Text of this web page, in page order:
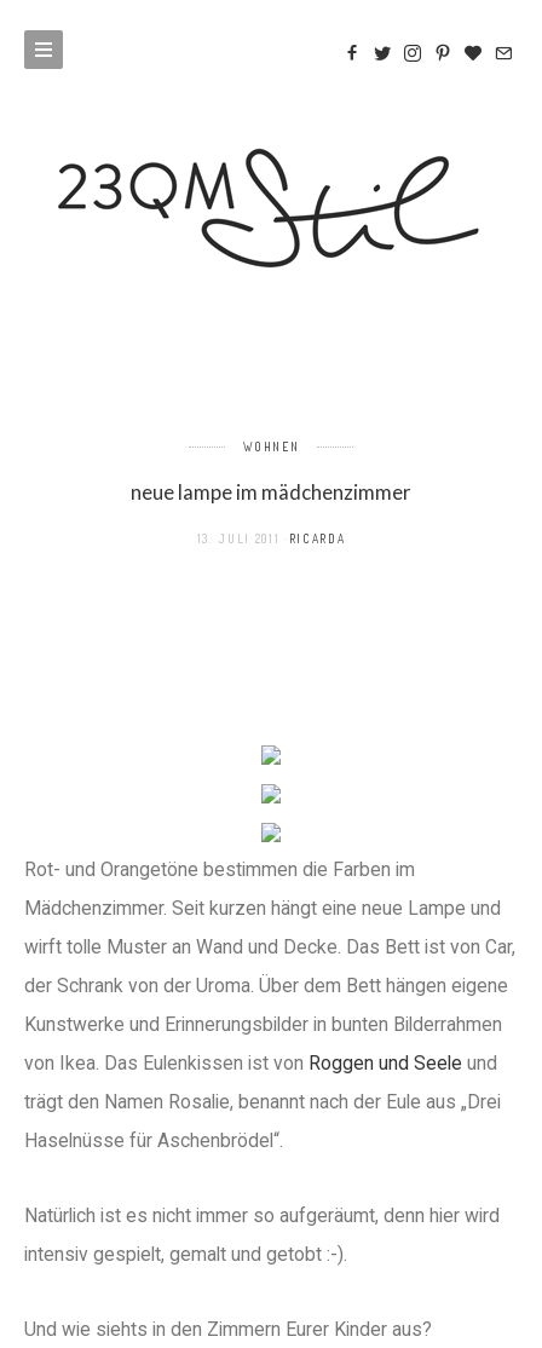
WOHNEN
neue lampe im mädchenzimmer
13. JULI 2011 RICARDA
Rot- und Orangetöne bestimmen die Farben im
Mädchenzimmer. Seit kurzen hängt eine neue Lampe und
wirft tolle Muster an Wand und Decke. Das Bett ist von Car,
der Schrank von der Uroma. Über dem Bett hängen eigene
Kunstwerke und Erinnerungsbilder in bunten Bilderrahmen
von Ikea. Das Eulenkissen ist von Roggen und Seele und
trägt den Namen Rosalie, benannt nach der Eule aus „Drei
Haselnüsse für Aschenbrödel“.
Natürlich ist es nicht immer so aufgeräumt, denn hier wird
intensiv gespielt, gemalt und getobt :-).
Und wie siehts in den Zimmern Eurer Kinder aus?